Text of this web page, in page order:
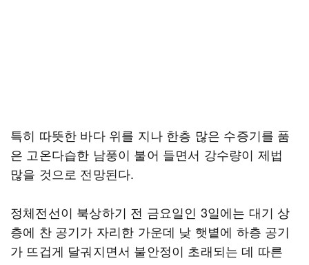
특히 따뜻한 바다 위를 지나 한층 많은 수증기를 품
은 고온다습한 남풍이 불어 들면서 강수량이 제법
많을 것으로 전망된다.
정체전선이 북상하기 전 금요일인 3일에는 대기 상
층에 찬 공기가 자리한 가운데 낮 햇볕에 하층 공기
가 뜨겁게 달궈지면서 불안정이 초래되는 데 따른